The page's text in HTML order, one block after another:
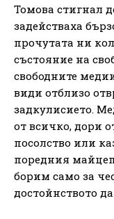
Томова стигнал
задействаха
прочутата ни
състояние на
свободните
види отблизо
задкулисието.
от всичко, дори
посолство или
поредния
борим само за
достойнството